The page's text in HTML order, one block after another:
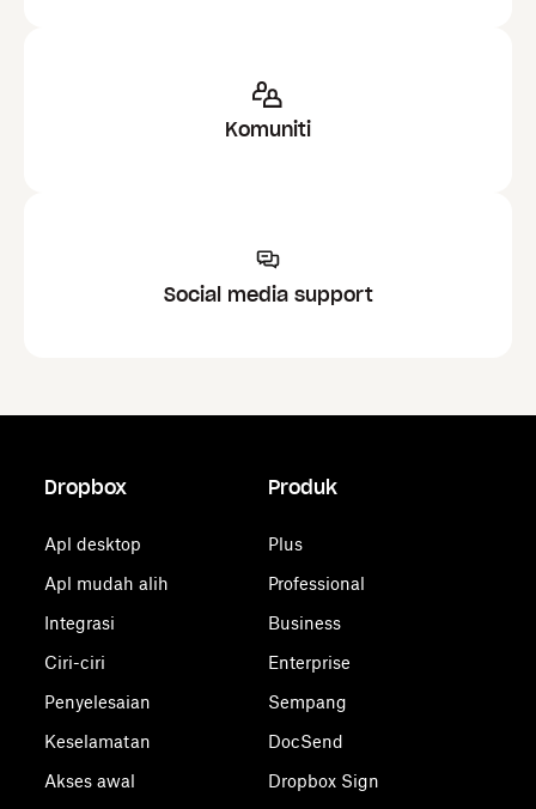
Komuniti
Social media support
Dropbox
Apl desktop
Apl mudah alih
Integrasi
Ciri-ciri
Penyelesaian
Keselamatan
Akses awal
Produk
Plus
Professional
Business
Enterprise
Sempang
DocSend
Dropbox Sign